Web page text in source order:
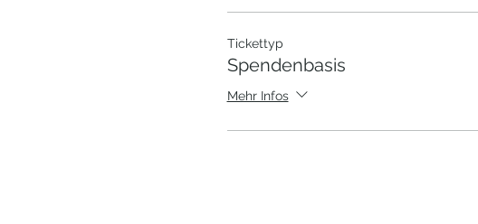
Tickettyp
Spendenbasis
Mehr Infos